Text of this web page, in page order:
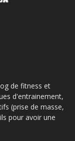
de fitness et
d'entrainement,
(prise de masse,
pour avoir une